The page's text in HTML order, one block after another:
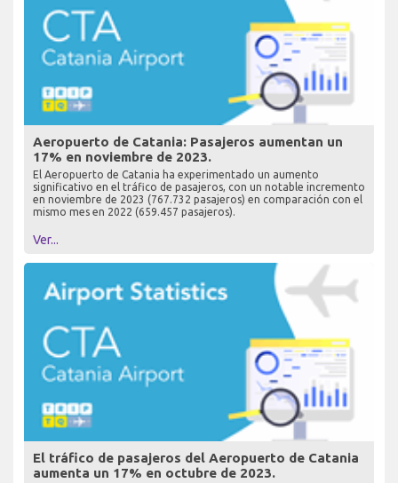
Aeropuerto de Catania: Pasajeros aumentan un
17% en noviembre de 2023.
El Aeropuerto de Catania ha experimentado un aumento
significativo en el tráfico de pasajeros, con un notable incremento
en noviembre de 2023 (767.732 pasajeros) en comparación con el
mismo mes en 2022 (659.457 pasajeros).
Ver...
El tráfico de pasajeros del Aeropuerto de Catania
aumenta un 17% en octubre de 2023.